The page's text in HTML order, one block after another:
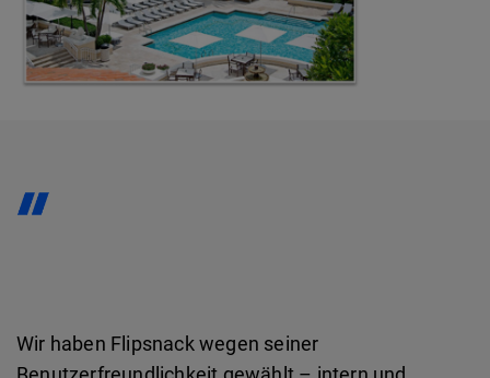
Wir haben Flipsnack wegen seiner